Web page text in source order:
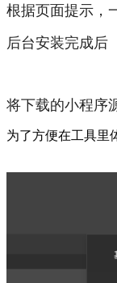
根据页面提示，
后台安装完成后
将下载的小程序
为了方便在工具里